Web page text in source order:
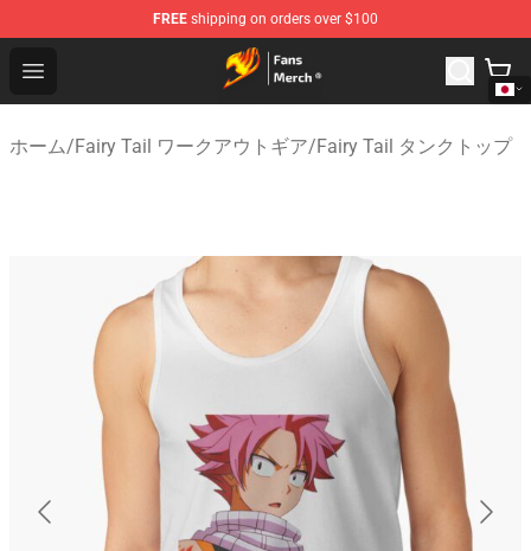
FREE shipping on orders over $100
Open menu
Fairy Tail Store - Official Fairy Tail Merchandise Shop
ホーム/Fairy Tail ワークアウトギア/Fairy Tail タンクトップ